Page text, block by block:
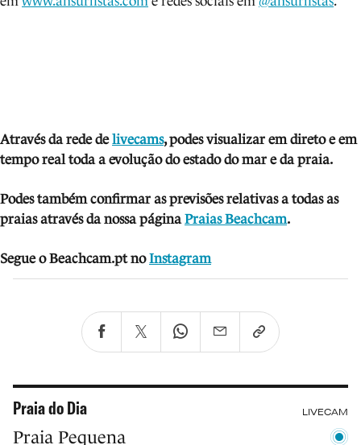
Através da rede delivecams, podes visualizar em direto e em
tempo real toda a evolução do estado do mar e da praia.
Podes também confirmar as previsões relativas a todas as
praias através da nossa páginaPraias Beachcam.
Segue o Beachcam.pt no Instagram
Praia do Dia LIVECAM
Praia Pequena